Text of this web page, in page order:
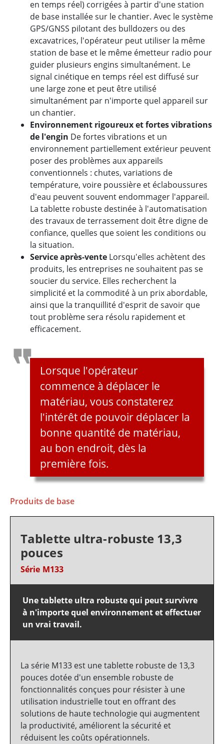
en temps réel) corrigées à partir d'une station
de base installée sur le chantier. Avec le système
GPS/GNSS pilotant des bulldozers ou des
excavatrices, l'opérateur peut utiliser la même
station de base et le même émetteur radio pour
guider plusieurs engins simultanément. Le
signal cinétique en temps réel est diffusé sur
une large zone et peut être utilisé
simultanément par n'importe quel appareil sur
un chantier.
Environnement rigoureux et fortes vibrations
de l'engin De fortes vibrations et un
environnement partiellement extérieur peuvent
poser des problèmes aux appareils
conventionnels : chutes, variations de
température, voire poussière et éclaboussures
d'eau peuvent souvent endommager l'appareil.
La tablette robuste destinée à l'automatisation
des travaux de terrassement doit être digne de
confiance, quelles que soient les conditions ou
la situation.
Service après-vente Lorsqu'elles achètent des
produits, les entreprises ne souhaitent pas se
soucier du service. Elles recherchent la
simplicité et la commodité à un prix abordable,
ainsi que la tranquillité d'esprit de savoir que
tout problème sera résolu rapidement et
efficacement.
Lorsque l'opérateur
commence à déplacer le
matériau, vous constaterez
l'intérêt de pouvoir déplacer la
bonne quantité de matériau,
au bon endroit, dès la
première fois.
Produits de base
Tablette ultra-robuste 13,3
pouces
Série M133
Une tablette ultra robuste qui peut survivre
à n'importe quel environnement et effectuer
un vrai travail.
La série M133 est une tablette robuste de 13,3
pouces dotée d'un ensemble robuste de
fonctionnalités conçues pour résister à une
utilisation industrielle tout en offrant des
solutions de haute technologie qui augmentent
la productivité, améliorent la sécurité et
réduisent les coûts opérationnels.